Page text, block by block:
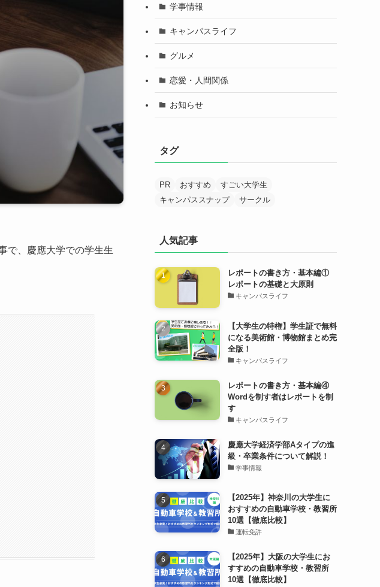
で、慶應大学での学生生
学事情報
キャンパスライフ
グルメ
恋愛・人間関係
お知らせ
タグ
PR おすすめ
すごい大学生
キャンパススナップ
サークル
人気記事
レポートの書き方・基本編①
レポートの基礎と大原則
キャンパスライフ
【大学生の特権】学生証で無料
になる美術館・博物館まとめ完
全版！
キャンパスライフ
レポートの書き方・基本編④
Wordを制す者はレポートを制
す
キャンパスライフ
慶應大学経済学部Aタイプの進
級・卒業条件について解説！
学事情報
【2025年】神奈川の大学生に
おすすめの自動車学校・教習所
10選【徹底比較】
運転免許
【2025年】大阪の大学生にお
すすめの自動車学校・教習所
10選【徹底比較】